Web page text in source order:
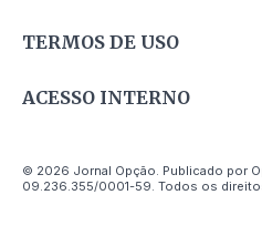
TERMOS DE USO
ACESSO INTERNO
© 2026 Jornal Opção. Publicado por
09.236.355/0001-59. Todos os